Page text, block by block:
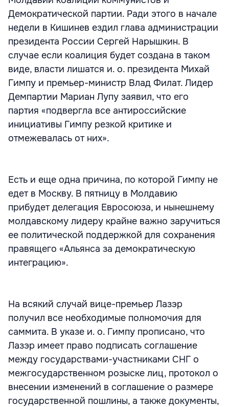
Демократической партии. Ради этого в начале
недели в Кишинев ездил глава администрации
президента России Сергей Нарышкин. В
случае если коалиция будет создана в таком
виде, власти лишатся и. о. президента Михай
Гимпу и премьер-министр Влад Филат. Лидер
Демпартии Мариан Лупу заявил, что его
партия «подвергла все антироссийские
инициативы Гимпу резкой критике и
отмежевалась от них».
Есть и еще одна причина, по которой Гимпу не
едет в Москву. В пятницу в Молдавию
прибудет делегация Евросоюза, и нынешнему
молдавскому лидеру крайне важно заручиться
ее политической поддержкой для сохранения
правящего «Альянса за демократическую
интеграцию».
На всякий случай вице-премьер Лазэр
получил все необходимые полномочия для
саммита. В указе и. о. Гимпу прописано, что
Лазэр имеет право подписать соглашение
между государствами-участниками СНГ о
межгосударственном розыске лиц, протокол о
внесении изменений в соглашение о размере
государственной пошлины, а также документы,